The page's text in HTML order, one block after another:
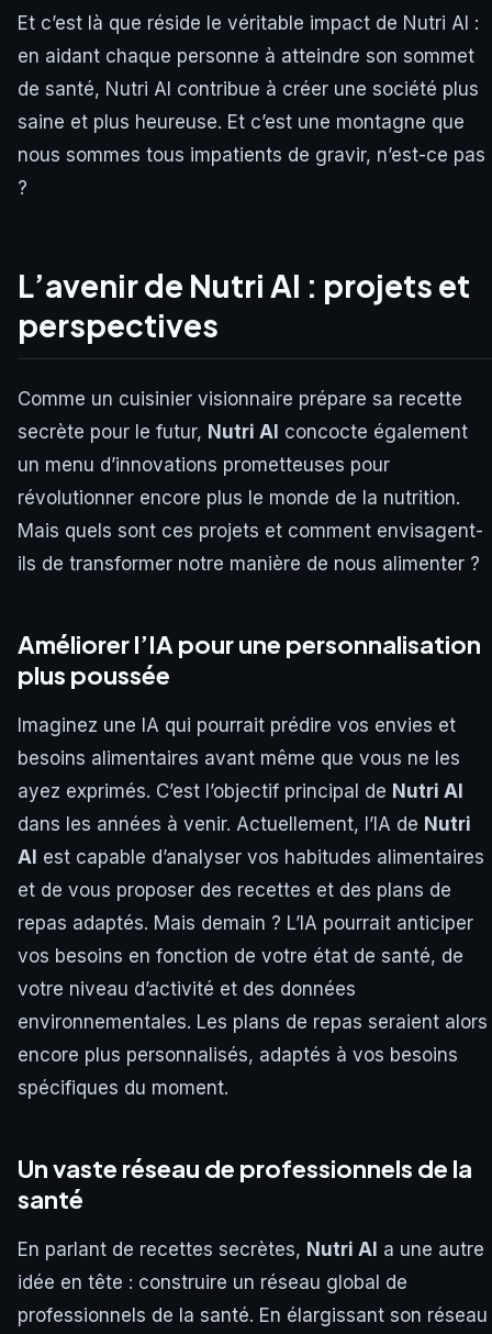
Et c’est là que réside le véritable impact de Nutri AI :
en aidant chaque personne à atteindre son sommet
de santé, Nutri AI contribue à créer une société plus
saine et plus heureuse. Et c’est une montagne que
nous sommes tous impatients de gravir, n’est-ce pas
?
L’avenir de Nutri AI : projets et
perspectives
Comme un cuisinier visionnaire prépare sa recette
secrète pour le futur, Nutri AI concocte également
un menu d’innovations prometteuses pour
révolutionner encore plus le monde de la nutrition.
Mais quels sont ces projets et comment envisagent-
ils de transformer notre manière de nous alimenter ?
Améliorer l’IA pour une personnalisation
plus poussée
Imaginez une IA qui pourrait prédire vos envies et
besoins alimentaires avant même que vous ne les
ayez exprimés. C’est l’objectif principal de Nutri AI
dans les années à venir. Actuellement, l’IA de Nutri
AI est capable d’analyser vos habitudes alimentaires
et de vous proposer des recettes et des plans de
repas adaptés. Mais demain ? L’IA pourrait anticiper
vos besoins en fonction de votre état de santé, de
votre niveau d’activité et des données
environnementales. Les plans de repas seraient alors
encore plus personnalisés, adaptés à vos besoins
spécifiques du moment.
Un vaste réseau de professionnels de la
santé
En parlant de recettes secrètes, Nutri AI a une autre
idée en tête : construire un réseau global de
professionnels de la santé. En élargissant son réseau